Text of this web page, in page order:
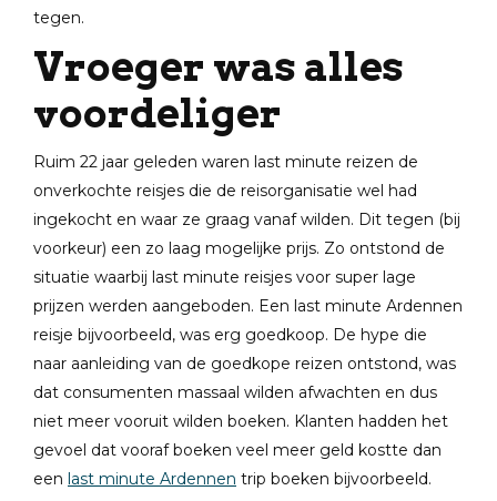
tegen.
Vroeger was alles
voordeliger
Ruim 22 jaar geleden waren last minute reizen de
onverkochte reisjes die de reisorganisatie wel had
ingekocht en waar ze graag vanaf wilden. Dit tegen (bij
voorkeur) een zo laag mogelijke prijs. Zo ontstond de
situatie waarbij last minute reisjes voor super lage
prijzen werden aangeboden. Een last minute Ardennen
reisje bijvoorbeeld, was erg goedkoop. De hype die
naar aanleiding van de goedkope reizen ontstond, was
dat consumenten massaal wilden afwachten en dus
niet meer vooruit wilden boeken. Klanten hadden het
gevoel dat vooraf boeken veel meer geld kostte dan
een last minute Ardennen trip boeken bijvoorbeeld.